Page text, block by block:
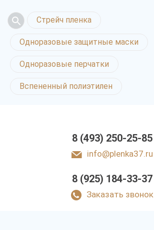
Стрейч пленка
Одноразовые защитные маски
Одноразовые перчатки
Вспененный полиэтилен
8 (493) 250-25-85
info@plenka37.ru
8 (925) 184-33-37
Заказать звонок